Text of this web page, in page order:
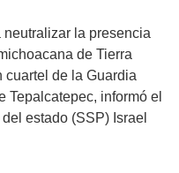
la presencia
de Tierra
de la Guardia
Tepalcatepec, informó el
estado (SSP) Israel